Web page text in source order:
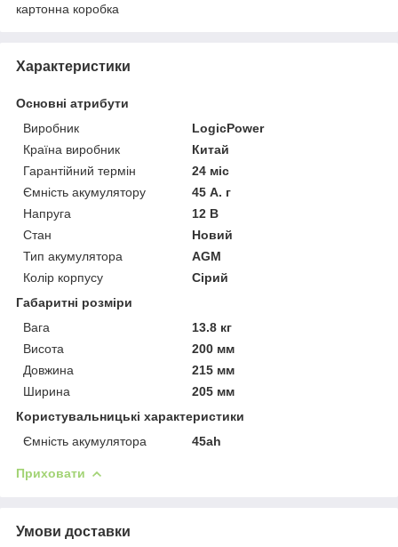
картонна коробка
Характеристики
Основні атрибути
Виробник
LogicPower
Країна виробник
Китай
Гарантійний термін
24 міс
Ємність акумулятору
45 А. г
Напруга
12 В
Стан
Новий
Тип акумулятора
AGM
Колір корпусу
Сірий
Габаритні розміри
Вага
13.8 кг
Висота
200 мм
Довжина
215 мм
Ширина
205 мм
Користувальницькі характеристики
Ємність акумулятора
45ah
Приховати
Умови доставки